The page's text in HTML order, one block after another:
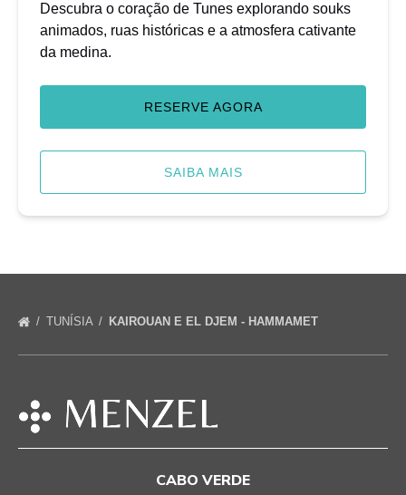
Descubra o coração de Tunes explorando souks
animados, ruas históricas e a atmosfera cativante
da medina.
RESERVE AGORA
SAIBA MAIS
TUNÍSIA KAIROUAN E EL DJEM - HAMMAMET
CABO VERDE